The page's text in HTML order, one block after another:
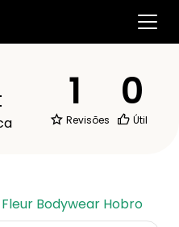
1
Revisões
0
Útil
Bodywear Hobro